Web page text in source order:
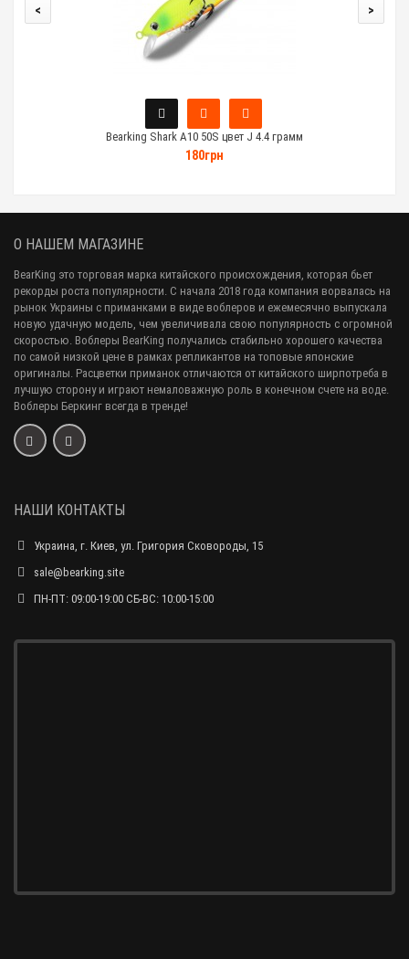
Bearking Shark A10 50S цвет J 4.4 грамм
180грн
< >
О НАШЕМ МАГАЗИНЕ
BearKing это торговая марка китайского происхождения, которая бьет
рекорды роста популярности. С начала 2018 года компания ворвалась на
рынок Украины с приманками в виде воблеров и ежемесячно выпускала
новую удачную модель, чем увеличивала свою популярность с огромной
скоростью. Воблеры BearKing получались стабильно хорошего качества
по самой низкой цене в рамках репликантов на топовые японские
оригиналы. Расцветки приманок отличаются от китайского ширпотреба в
лучшую сторону и играют немаловажную роль в конечном счете на воде.
Воблеры Беркинг всегда в тренде!
НАШИ КОНТАКТЫ
Украина, г. Киев, ул. Григория Сковороды, 15
sale@bearking.site
ПН-ПТ: 09:00-19:00 СБ-ВС: 10:00-15:00